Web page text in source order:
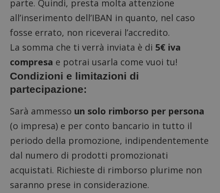
parte. Quindi, presta molta attenzione
all’inserimento dell’IBAN in quanto, nel caso
fosse errato, non riceverai l’accredito.
La somma che ti verrà inviata è di 5€ iva
compresa e potrai usarla come vuoi tu!
Condizioni e limitazioni di
partecipazione:
Sarà ammesso un solo rimborso per persona
(o impresa) e per conto bancario in tutto il
periodo della promozione, indipendentemente
dal numero di prodotti promozionati
acquistati. Richieste di rimborso plurime non
saranno prese in considerazione.